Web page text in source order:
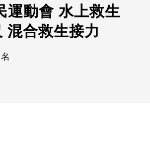
運動會 水上救生
混合救生接力